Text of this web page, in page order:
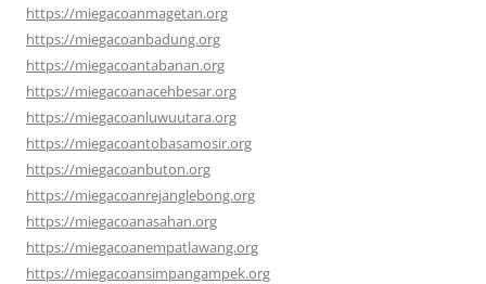
https://miegacoanmagetan.org
https://miegacoanbadung.org
https://miegacoantabanan.org
https://miegacoanacehbesar.org
https://miegacoanluwuutara.org
https://miegacoantobasamosir.org
https://miegacoanbuton.org
https://miegacoanrejanglebong.org
https://miegacoanasahan.org
https://miegacoanempatlawang.org
https://miegacoansimpangampek.org